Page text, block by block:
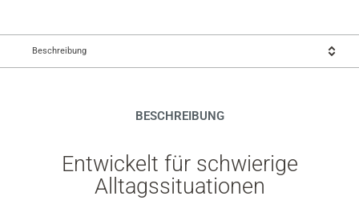
Beschreibung
BESCHREIBUNG
Entwickelt für schwierige
Alltagssituationen